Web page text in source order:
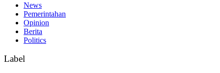
News
Pemerintahan
Opinion
Berita
Politics
Label